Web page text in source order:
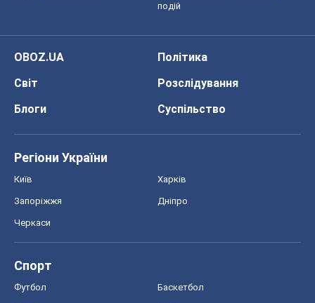
подій
OBOZ.UA
Політика
Світ
Розслідування
Блоги
Суспільство
Регіони України
Київ Харків
Запоріжжя Дніпро
Черкаси
Спорт
Футбол Баскетбол